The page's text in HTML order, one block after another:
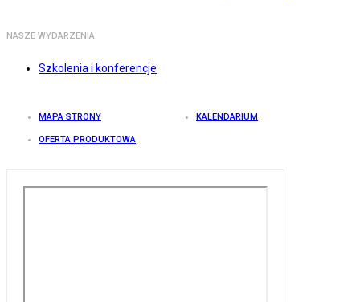
NASZE WYDARZENIA
Szkolenia i konferencje
MAPA STRONY KALENDARIUM
OFERTA PRODUKTOWA